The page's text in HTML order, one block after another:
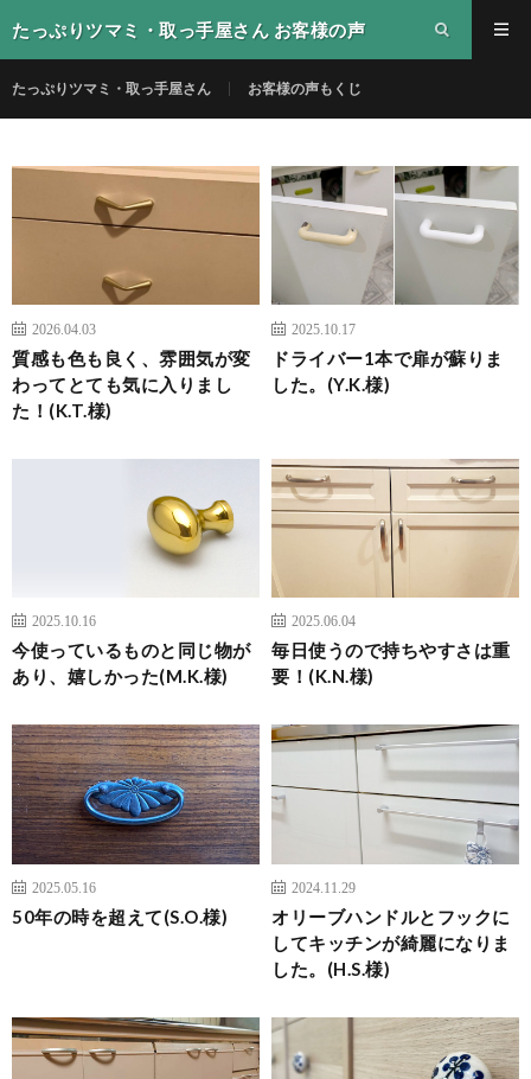
たっぷりツマミ・取っ手屋さん お客様の声
たっぷりツマミ・取っ手屋さん お客様の声もくじ
2026.04.03
質感も色も良く、雰囲気が変
わってとても気に入りまし
た！(K.T.様)
2025.10.17
ドライバー1本で扉が蘇りま
した。(Y.K.様)
2025.10.16
今使っているものと同じ物が
あり、嬉しかった(M.K.様)
2025.06.04
毎日使うので持ちやすさは重
要！(K.N.様)
2025.05.16
50年の時を超えて(S.O.様)
2024.11.29
オリーブハンドルとフックに
してキッチンが綺麗になりま
した。(H.S.様)